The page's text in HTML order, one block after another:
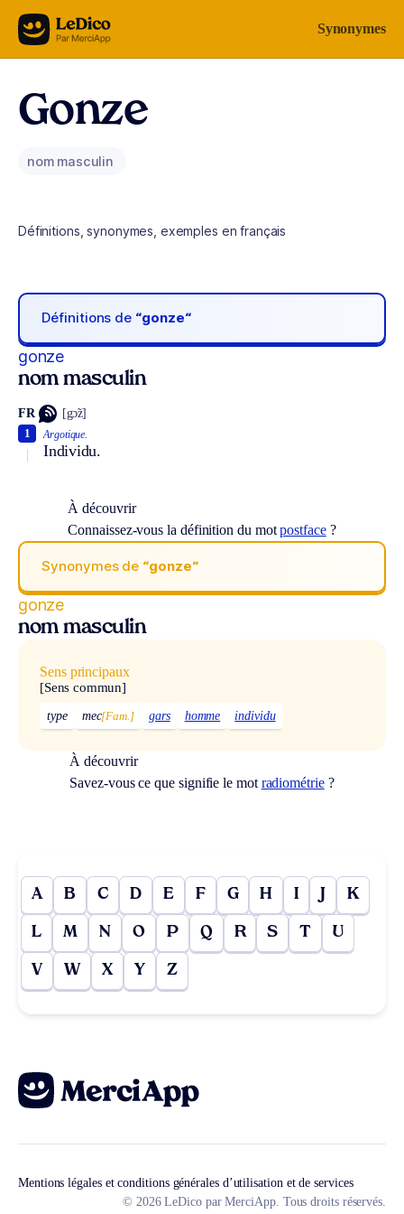
Aller au contenu Synonymes
Gonze
nom masculin
Définitions, synonymes, exemples en français
Définitions de “gonze“
gonze
nom masculin
FR [gɔ̃z]
Argotique.
Individu.
1
À découvrir
Connaissez-vous la définition du motpostface?
Synonymes de “gonze“
gonze
nom masculin
Sens principaux
[Sens commun]
type mec[Fam.] gars homme individu
À découvrir
Savez-vous ce que signifie le mot radiométrie?
A B C D E F G H I J K
L M N O P Q R S T U
V W X Y Z
Mentions légales et conditions générales d’utilisation et de services
© 2026 LeDico par MerciApp. Tous droits réservés.